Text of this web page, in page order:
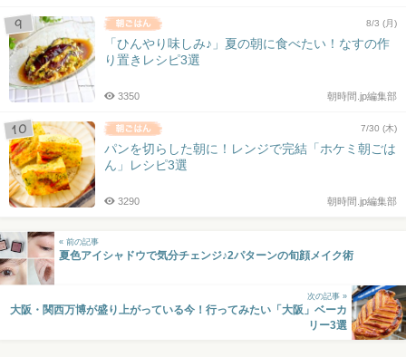
8/3 (月)
「ひんやり味しみ♪」夏の朝に食べたい！なすの作
り置きレシピ3選
朝時間.jp編集部
3350
7/30 (木)
パンを切らした朝に！レンジで完結「ホケミ朝ごは
ん」レシピ3選
朝時間.jp編集部
3290
« 前の記事
夏色アイシャドウで気分チェンジ♪2パターンの旬顔メイク術
次の記事 »
大阪・関西万博が盛り上がっている今！行ってみたい「大阪」ベーカ
リー3選